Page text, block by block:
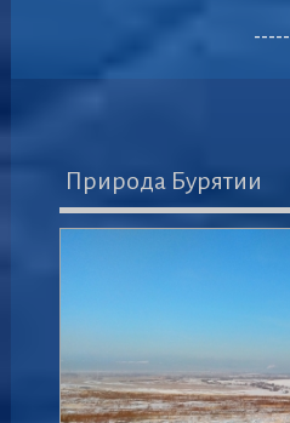
-----
Природа Бурятии